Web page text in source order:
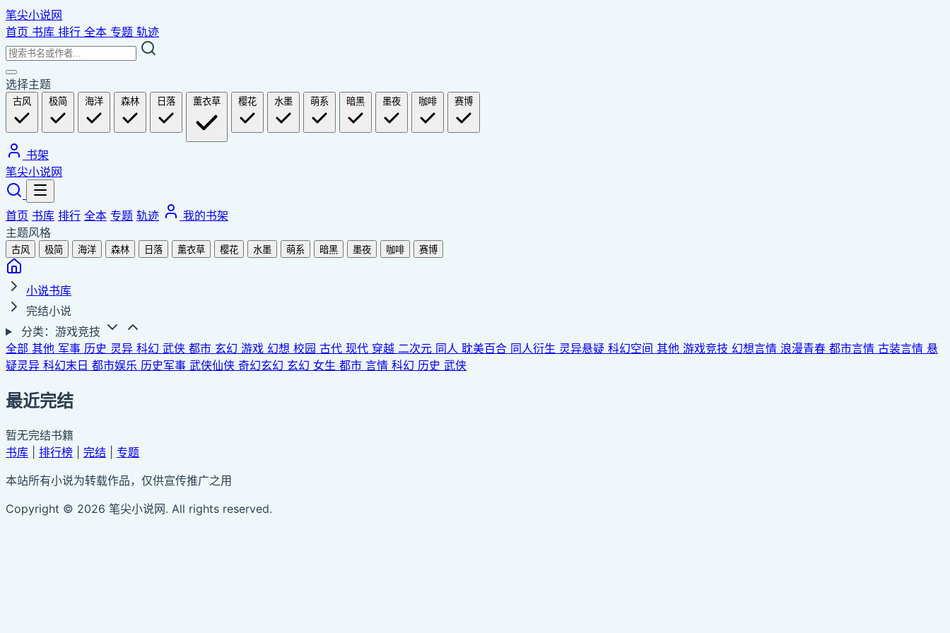
笔尖小说网
首页 书库 排行 全本 专题 轨迹
选择主题
古风 极简 海洋 森林 日落 薰衣草 樱花 水墨 萌系 暗黑 墨夜 咖啡 赛博
书架
笔尖小说网
首页 书库 排行 全本 专题 轨迹
我的书架
主题风格
古风 极简 海洋 森林 日落 薰衣草 樱花 水墨 萌系 暗黑 墨夜 咖啡 赛博
小说书库
完结小说
分类：游戏竞技
全部 其他 军事 历史 灵异 科幻 武侠 都市 玄幻 游戏 幻想 校园 古代 现代 穿越 二次元 同人 耽美百合 同人衍生 灵异悬疑 科幻空间 其他 游戏竞技 幻想言情 浪漫青春 都市言情 古装言情 悬
疑灵异 科幻末日 都市娱乐 历史军事 武侠仙侠 奇幻玄幻 玄幻 女生 都市 言情 科幻 历史 武侠
最近完结
暂无完结书籍
书库
排行榜 完结
专题
本站所有小说为转载作品，仅供宣传推广之用
Copyright © 2026 笔尖小说网. All rights reserved.